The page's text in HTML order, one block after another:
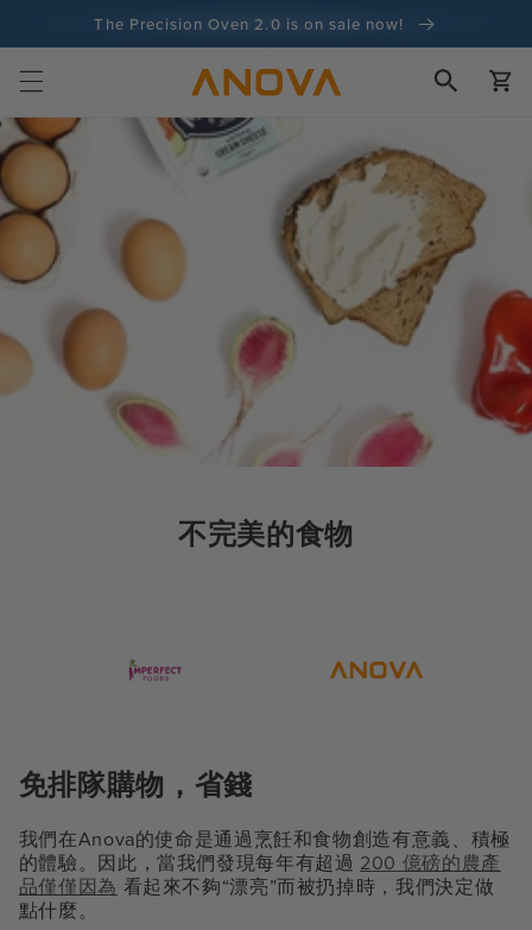
跳至內容The Precision Oven 2.0 is on sale now!
100 天退款保證
超過 1 億名廚師，而且還在增加中
物
不完美的食物
免排隊購物，省錢
我們在Anova的使命是通過烹飪和食物創造有意義、積極
的體驗。因此，當我們發現每年有超過 200 億磅的農產
品僅僅因為 看起來不夠“漂亮”而被扔掉時，我們決定做
點什麼。